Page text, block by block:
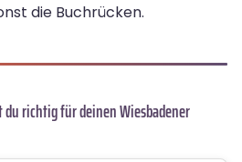
die Buchrücken.
richtig für deinen Wiesbadener